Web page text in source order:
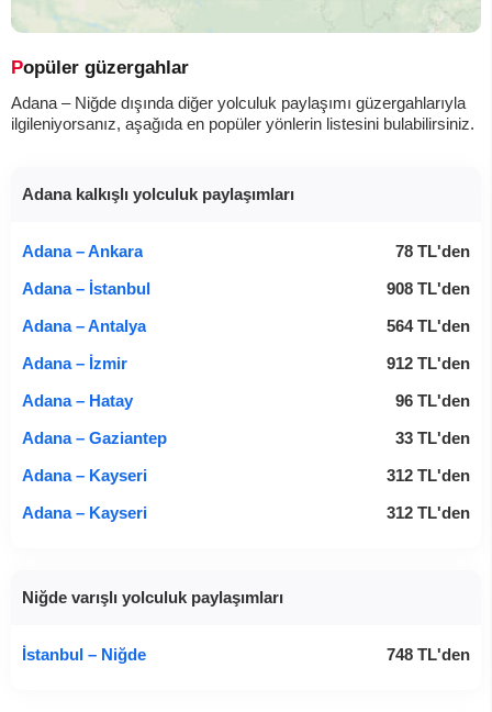
Popüler güzergahlar
Adana – Niğde dışında diğer yolculuk paylaşımı güzergahlarıyla
ilgileniyorsanız, aşağıda en popüler yönlerin listesini bulabilirsiniz.
Adana kalkışlı yolculuk paylaşımları
Adana – Ankara 78 TL'den
Adana – İstanbul
908 TL'den
Adana – Antalya
564 TL'den
Adana – İzmir
912 TL'den
Adana – Hatay
96 TL'den
Adana – Gaziantep
33 TL'den
Adana – Kayseri
312 TL'den
Adana – Kayseri
312 TL'den
Niğde varışlı yolculuk paylaşımları
İstanbul – Niğde 748 TL'den